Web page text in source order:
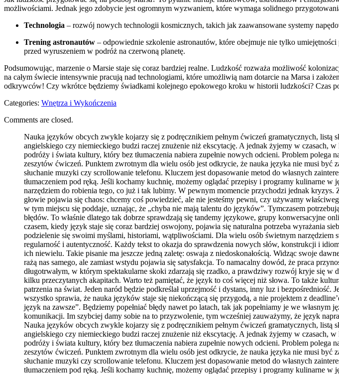
możliwościami.⁣ Jednak jego zdobycie jest ogromnym wyzwaniem, które wymaga solidnego
Technologia – rozwój nowych‌ technologii kosmicznych, takich jak⁢ zaawansowane systemy
Trening⁤ astronautów – odpowiednie szkolenie astronautów, które obejmuje nie tylko
przed wyruszeniem w podróż na czerwoną planetę.
Podsumowując,⁢ marzenie o Marsie staje się coraz bardziej realne. Ludzkość rozważa możliwość
na całym⁢ świecie intensywnie pracują nad technologiami, które umożliwią nam dotarcie na Marsa i
odkrywców!⁢ Czy wkrótce będziemy świadkami kolejnego ‍epokowego kroku ‍w historii ludzkości? Czas⁣
Categories: Wnętrza i Wykończenia
Comments are closed.
Nauka języków obcych zwykle kojarzy się z podręcznikiem pełnym ćwiczeń gramatycznych,
angielskiego czy niemieckiego budzi raczej znużenie niż ekscytację. A jednak żyjemy w czasach,
podróży i świata kultury, który bez tłumaczenia nabiera zupełnie nowych odcieni. Problem
zeszytów ćwiczeń. Punktem zwrotnym dla wielu osób jest odkrycie, że nauka języka nie musi
słuchanie muzyki czy scrollowanie telefonu. Kluczem jest dopasowanie metod do własnych
tłumaczeniem pod ręką. Jeśli kochamy kuchnię, możemy oglądać przepisy i programy kulinarne w
narzędziem do robienia tego, co już i tak lubimy. W pewnym momencie przychodzi jednak
głowie pojawia się chaos: chcemy coś powiedzieć, ale nie jesteśmy pewni, czy używamy
w tym miejscu się poddaje, uznając, że „chyba nie mają talentu do języków”. Tymczasem
błędów. To właśnie dlatego tak dobrze sprawdzają się tandemy językowe, grupy konwersacyjne
czasem, kiedy język staje się coraz bardziej oswojony, pojawia się naturalna potrzeba wyrażania
podzielenie się swoimi myślami, historiami, wątpliwościami. Dla wielu osób świetnym narzędziem
regularność i autentyczność. Każdy tekst to okazja do sprawdzenia nowych słów, konstrukcji i
ich niewielu. Takie pisanie ma jeszcze jedną zaletę: oswaja z niedoskonałością. Widząc swoje
rażą nas samego, ale zamiast wstydu pojawia się satysfakcja. To namacalny dowód, że praca
długotrwałym, w którym spektakularne skoki zdarzają się rzadko, a prawdziwy rozwój kryje się
kilku przeczytanych akapitach. Warto też pamiętać, że język to coś więcej niż słowa. To także
patrzenia na świat. Jeden naród będzie podkreślał uprzejmość i dystans, inny luz i
wszystko sprawia, że nauka języków staje się niekończącą się przygodą, a nie projektem z
język na zawsze”. Będziemy popełniać błędy nawet po latach, tak jak popełniamy je we
komunikacji. Im szybciej damy sobie na to przyzwolenie, tym wcześniej zauważymy, że język
Nauka języków obcych zwykle kojarzy się z podręcznikiem pełnym ćwiczeń gramatycznych,
angielskiego czy niemieckiego budzi raczej znużenie niż ekscytację. A jednak żyjemy w czasach,
podróży i świata kultury, który bez tłumaczenia nabiera zupełnie nowych odcieni. Problem
zeszytów ćwiczeń. Punktem zwrotnym dla wielu osób jest odkrycie, że nauka języka nie musi
słuchanie muzyki czy scrollowanie telefonu. Kluczem jest dopasowanie metod do własnych
tłumaczeniem pod ręką. Jeśli kochamy kuchnię, możemy oglądać przepisy i programy kulinarne w